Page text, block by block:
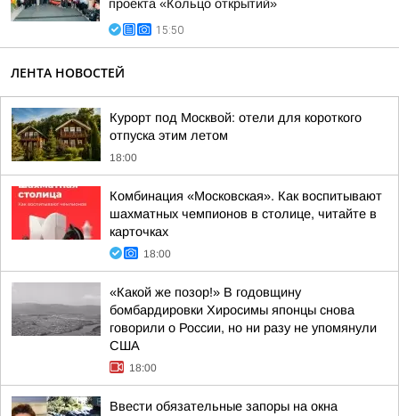
проекта «Кольцо открытий»
15:50
ЛЕНТА НОВОСТЕЙ
Курорт под Москвой: отели для короткого
отпуска этим летом
18:00
Комбинация «Московская». Как воспитывают
шахматных чемпионов в столице, читайте в
карточках
18:00
«Какой же позор!» В годовщину
бомбардировки Хиросимы японцы снова
говорили о России, но ни разу не упомянули
США
18:00
Ввести обязательные запоры на окна